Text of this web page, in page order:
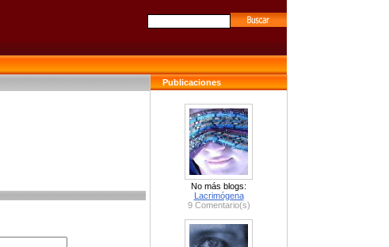
Publicaciones
No más blogs:
Lacrimógena
9 Comentario(s)